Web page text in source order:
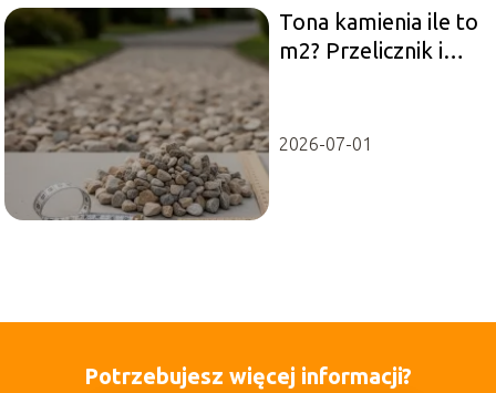
Tona kamienia ile to
m2? Przelicznik i
2026-07-01
Potrzebujesz więcej informacji?